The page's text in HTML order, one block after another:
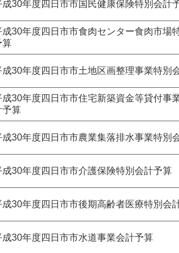
成30年度四日市市国民健康保険特別会計
成30年度四日市市食肉センター食肉市場
算
成30年度四日市市土地区画整理事業特別
成30年度四日市市住宅新築資金等貸付事
予算
成30年度四日市市農業集落排水事業特別
成30年度四日市市介護保険特別会計予算
成30年度四日市市後期高齢者医療特別会
成30年度四日市市水道事業会計予算